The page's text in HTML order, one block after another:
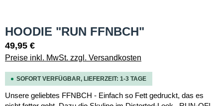
HOODIE "RUN FFNBCH"
49,95 €
Preise inkl. MwSt. zzgl. Versandkosten
SOFORT VERFÜGBAR, LIEFERZEIT: 1-3 TAGE
Unsere geliebtes FFNBCH - Einfach so Fett gedruckt, das es